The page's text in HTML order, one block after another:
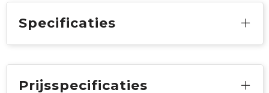
Specificaties
Prijsspecificaties